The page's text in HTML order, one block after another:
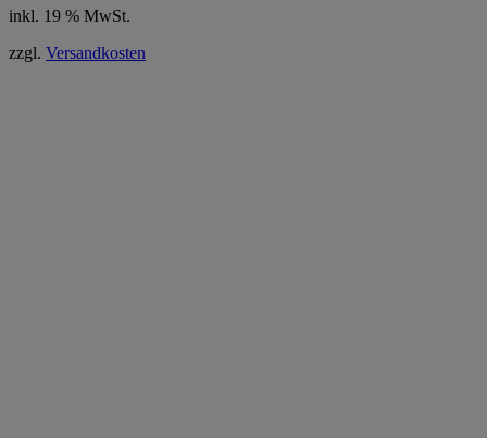
inkl. 19 % MwSt.
zzgl. Versandkosten